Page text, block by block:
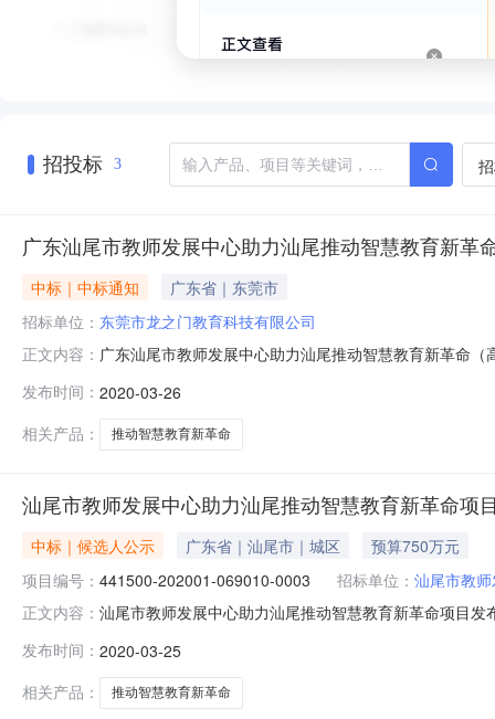
招投标 3
广东汕尾市教师发展中心助力汕尾推动智慧教育新
中标｜中标通知
广东省｜东莞市
招标单位： 东莞市龙之门教育科技有限公司
正文内容： 广东汕尾市教师发展中心助力汕尾推动智慧教育新革命
标代理有限公司，采购业主：汕尾市教师发展中心，招
于2020年3
发布时间： 2020-03-26
相关产品：
推动智慧教育新革命
汕尾市教师发展中心助力汕尾推动智慧教育新革命项
中标｜候选人公示 广东省｜汕尾市｜城区
预算750万元
项目编号： 441500-202001-069010-0003 招标单位： 汕尾市教
正文内容： 汕尾市教师发展中心助力汕尾推动智慧教育新革命项目
教师发展中心行政区域汕尾市公告时间2020年03月25日
华总
发布时间： 2020-03-25
相关产品：
推动智慧教育新革命